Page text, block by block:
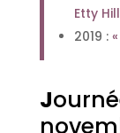
Etty
2019 :
J